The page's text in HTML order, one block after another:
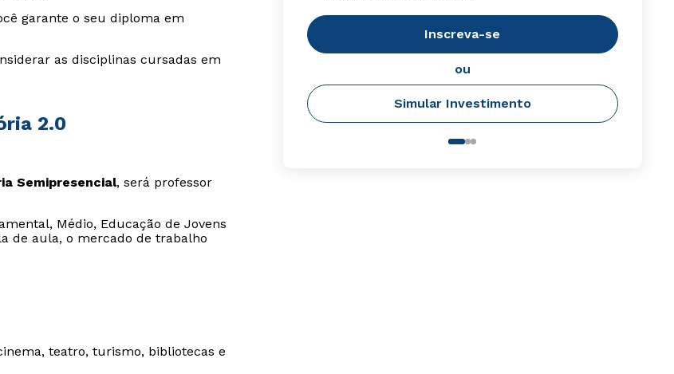
garante o seu diploma em
as disciplinas cursadas em
2.0
Semipresencial, será professor
Médio, Educação de Jovens
de aula, o mercado de trabalho
teatro, turismo, bibliotecas e
Inscreva-se
ou
Simular Investimento